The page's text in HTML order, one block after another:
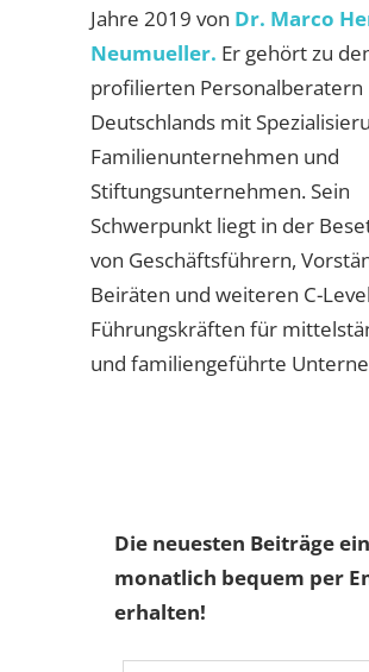
Jahre 2019 von Dr. Marco
Neumueller. Er gehört zu
profilierten Personalberatern
Deutschlands mit
Familienunternehmen und
Stiftungsunternehmen. Sein
Schwerpunkt liegt in der
von Geschäftsführern,
Beiräten und weiteren C-
Führungskräften für
und familiengeführte
Die neuesten Beiträge
monatlich bequem per
erhalten!